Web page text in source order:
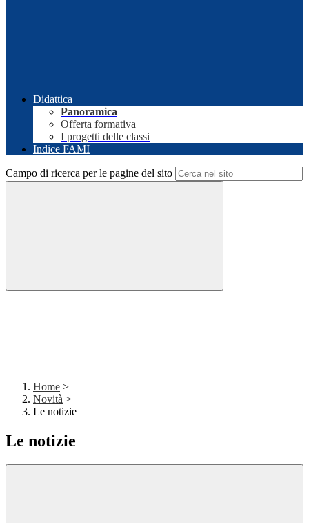
Didattica
Panoramica
Offerta formativa
I progetti delle classi
Indice FAMI
Campo di ricerca per le pagine del sito
Home >
Novità >
Le notizie
Le notizie